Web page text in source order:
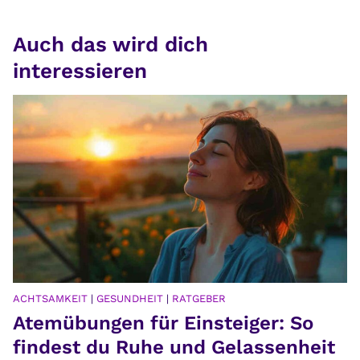
Auch das wird dich
interessieren
ACHTSAMKEIT | NACHGEDACHT|PRÄVENTION
Digital Detox: Urlaub vom Handy &
Co.